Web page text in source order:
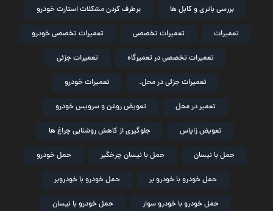
بررسی باتری و کابل ها برطرف کردن مشکلات استارت خودرو
تعمیرات تعمیرات تخصصی تعمیرات تخصصی خودرو
تعمیرات تخصصی در تعمیرگاه تعمیرات جزئی
تعمیرات جزئی در محل. تعمیرات خودرو
تعمیر در محل تعویض روغن و سرویس خودرو
تعویض زاپاس جلوگیری از کاهش روشنایی چراغ ها
حمل با نیسان حمل با نیسان چرخگیر حمل خودرو
حمل خودرو با خودرو بر حمل خودرو با خودروبر
حمل خودرو با خودرو سوار حمل خودرو با نیسان